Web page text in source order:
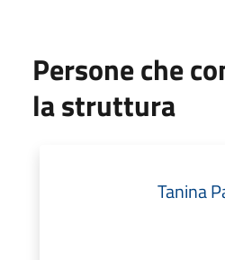
Persone che
la struttura
Tanina